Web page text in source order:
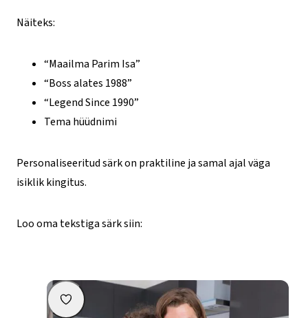
Näiteks:
“Maailma Parim Isa”
“Boss alates 1988”
“Legend Since 1990”
Tema hüüdnimi
Personaliseeritud särk on praktiline ja samal ajal väga
isiklik kingitus.
Loo oma tekstiga särk siin: